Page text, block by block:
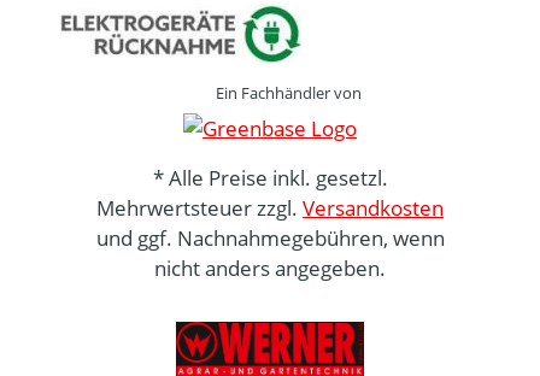
Ein Fachhändler von
* Alle Preise inkl. gesetzl.
Mehrwertsteuer zzgl. Versandkosten
und ggf. Nachnahmegebühren, wenn
nicht anders angegeben.